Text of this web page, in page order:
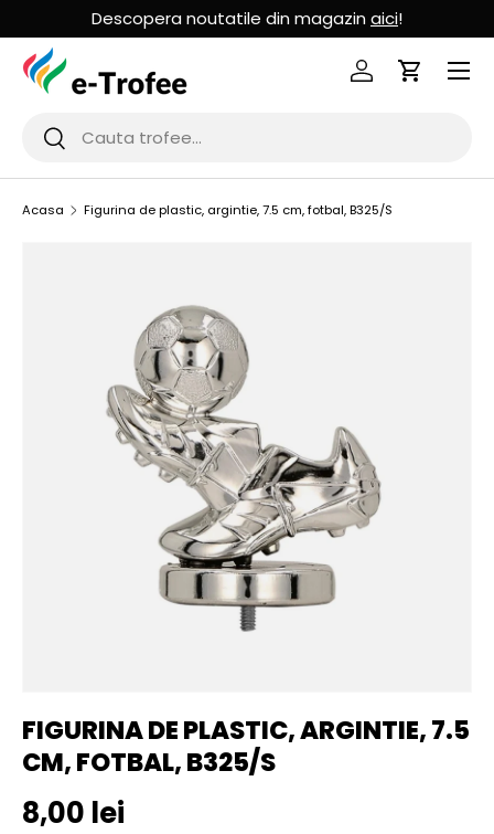
MERGI LA CONTINUT
Descopera noutatile din magazin aici!
Cauta
Cauta
Logheaza-te
Cos de
Acasa Figurina de plastic, argintie, 7.5 cm, fotbal, B325/S
FIGURINA DE PLASTIC, ARGINTIE, 7.5
CM, FOTBAL, B325/S
Pret initial
8,00 lei